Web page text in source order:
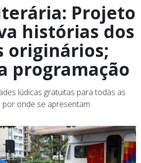
Projeto
histórias dos
originários;
programação
lúdicas gratuitas para todas as
por onde se apresentam